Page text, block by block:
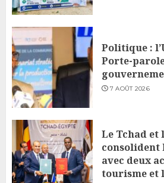
Politique :
Porte-
7 AOÛT 2026
Le Tchad et
avec deux
tourisme et